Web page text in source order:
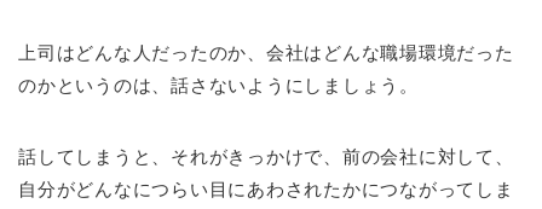
上司はどんな人だったのか、会社はどんな職場環境だった
のかというのは、話さないようにしましょう。
話してしまうと、それがきっかけで、前の会社に対して、
自分がどんなにつらい目にあわされたかにつながってしま